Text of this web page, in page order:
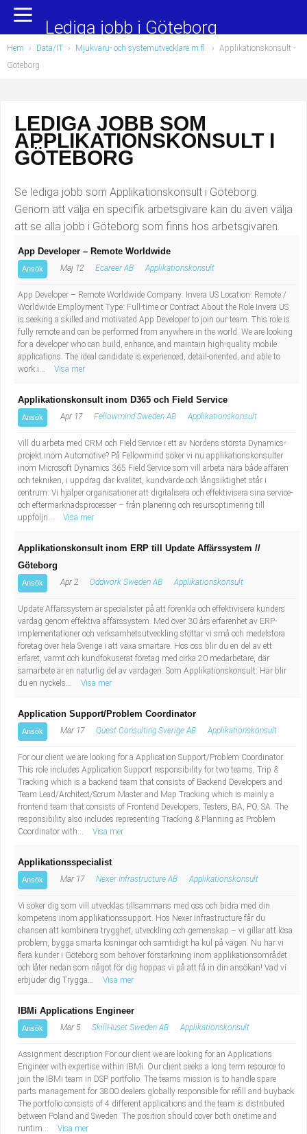
Yrkesområden
Administration, ekonomi, juridik
Chefer och verksamhetsledare
Data/IT
Försäljning, inköp, marknadsföring
Hantverksyrken
Hotell, restaurang, storhushåll
Industriell tillverkning
Installation, drift, underhåll
Kultur, media, design
Militärt arbete
Naturbruk
Naturvetenskapligt arbete
Sanering och renhållning
Socialt arbete
Säkerhetsarbete
Tekniskt arbete
Transport
Populära jobb
Undersköterska, hemtjänst och äldreboende
Barnskötare
Lärare i förskola/Förskollärare
Lagerarbetare
Bussförare/Busschaufför
Elevassistent
Behandlingsassistent/Socialpedagog
Tandsköterska
Tidningsbud/Tidningsdistributör
Lärare i fritidshem/Fritidspedagog
Taxiförare/Taxichaufför
Läkarsekreterare/Vårdadmin/Medicinsk
sekreterare
Lastbilsförare m.fl.
Fastighetsskötare
Informatör/Kommunikatör
Brevbärare
Sjuksköterska, grundutbildad
Kock, storhushåll
Undersköterska, vård- o specialavd. o mottagning
Bibliotekarie
Administrativ assistent
Lärare i gymnasiet
Lediga jobb i Göteborg
Hem › Data/IT › Mjukvaru- och systemutvecklare m.fl. › Applikationskonsult -
Göteborg
LEDIGA JOBB SOM
APPLIKATIONSKONSULT I
GÖTEBORG
Se lediga jobb som Applikationskonsult i Göteborg.
Genom att välja en specifik arbetsgivare kan du även välja
att se alla jobb i Göteborg som finns hos arbetsgivaren.
App Developer – Remote Worldwide
Ansök Maj 12 Ecareer AB Applikationskonsult
App Developer – Remote Worldwide Company: Invera US Location: Remote /
Worldwide Employment Type: Full-time or Contract About the Role Invera US
is seeking a skilled and motivated App Developer to join our team. This role is
fully remote and can be performed from anywhere in the world. We are looking
for a developer who can build, enhance, and maintain high-quality mobile
applications. The ideal candidate is experienced, detail-oriented, and able to
work i...
Visa mer
Applikationskonsult inom D365 och Field Service
Ansök Apr 17 Fellowmind Sweden AB Applikationskonsult
Vill du arbeta med CRM och Field Service i ett av Nordens största Dynamics-
projekt inom Automotive? På Fellowmind söker vi nu applikationskonsulter
inom Microsoft Dynamics 365 Field Service som vill arbeta nära både affären
och tekniken, i uppdrag där kvalitet, kundvärde och långsiktighet står i
centrum. Vi hjälper organisationer att digitalisera och effektivisera sina service-
och eftermarknadsprocesser – från planering och resursoptimering till
uppföljn...
Visa mer
Applikationskonsult inom ERP till Update Affärssystem //
Göteborg
Ansök Apr 2 Oddwork Sweden AB Applikationskonsult
Update Affärssystem är specialister på att förenkla och effektivisera kunders
vardag genom effektiva affärssystem. Med över 30 års erfarenhet av ERP-
implementationer och verksamhetsutveckling stöttar vi små och medelstora
företag över hela Sverige i att växa smartare. Hos oss blir du en del av ett
erfaret, varmt och kundfokuserat företag med cirka 20 medarbetare, där
samarbete är en naturlig del av vardagen. Som Applikationskonsult: Här blir
du en nyckels...
Visa mer
Application Support/Problem Coordinator
Ansök Mar 17 Quest Consulting Sverige AB Applikationskonsult
For our client we are looking for a Application Support/Problem Coordinator.
This role includes Application Support responsibility for two teams, Trip &
Tracking which is a backend team that consists of Backend Developers and
Team Lead/Architect/Scrum Master and Map Tracking which is mainly a
frontend team that consists of Frontend Developers, Testers, BA, PO, SA. The
responsibility also includes representing Tracking & Planning as Problem
Coordinator with...
Visa mer
Applikationsspecialist
Ansök Mar 17 Nexer Infrastructure AB Applikationskonsult
Vi söker dig som vill utvecklas tillsammans med oss och bidra med din
kompetens inom applikationssupport. Hos Nexer Infrastructure får du
chansen att kombinera trygghet, utveckling och gemenskap – vi gillar att lösa
problem, bygga smarta lösningar och samtidigt ha kul på vägen. Nu har vi
flera kunder i Göteborg som behöver förstärkning inom applikationsområdet
och låter nedan som något för dig hoppas vi på att få in din ansökan! Vad vi
erbjuder dig Trygga...
Visa mer
IBMi Applications Engineer
Ansök Mar 5 SkillHuset Sweden AB Applikationskonsult
Assignment description For our client we are looking for an Applications
Engineer with expertise within IBMi. Our client seeks a long term resource to
join the IBMi team in DSP portfolio. The teams mission is to handle spare
parts management for 3800 dealers globally responsible for refill and buyback.
The portfolio consists of 4 different applications and the team is distributed
between Poland and Sweden. The position should cover both onetime and
runtim...
Visa mer